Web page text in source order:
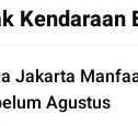
Kendaraan
Jakarta
Agustus